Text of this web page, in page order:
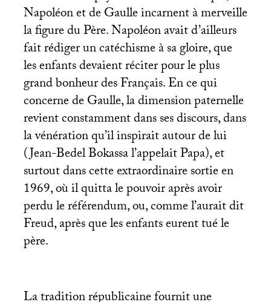
Napoléon et de Gaulle incarnent à merveille
la figure du Père. Napoléon avait d’ailleurs
fait rédiger un catéchisme à sa gloire, que
les enfants devaient réciter pour le plus
grand bonheur des Français. En ce qui
concerne de Gaulle, la dimension paternelle
revient constamment dans ses discours, dans
la vénération qu’il inspirait autour de lui
(Jean-Bedel Bokassa l’appelait Papa), et
surtout dans cette extraordinaire sortie en
1969, où il quitta le pouvoir après avoir
perdu le référendum, ou, comme l’aurait dit
Freud, après que les enfants eurent tué le
père.